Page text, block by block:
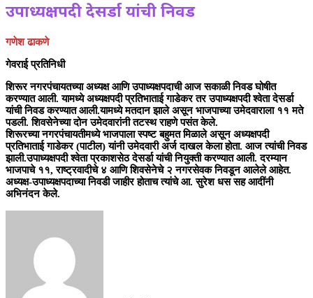
उपाध्यक्षपदी देसर्डा यांची निवड
गणेश ढाकणे
गेवराई प्रतिनिधी
शिरूर नगरपंचायतच्या अध्यक्ष आणि उपाध्यक्षपदाची आज सकाळी निवड घोषीत
करण्यात आली. यामध्ये अध्यक्षपदी प्रतिभाताई गाडेकर तर उपाध्यक्षपदी श्वेता देसर्डा
यांची निवड करण्यात आली.यामध्ये मतदान झाले असून भाजपाच्या उमेदवाराला ११ मते
पडली. शिवसेनेच्या दोन उमेदवारांनी तटस्थ राहणे पसंत केले.
शिरूरच्या नगरपंचायतीमध्ये भाजपाला स्पष्ट बहुमत मिळाले असून अध्यक्षपदी
प्रतिभाताई गाडेकर (पाटील) यांनी उमेदवारी अर्ज दाखल केला होता. आज त्यांची निवड
झाली.उपाध्यक्षपदी श्वेता प्रकाशसेठ देसर्डा यांची नियुक्ती करण्यात आली. दरम्यान
भाजपाचे ११, राष्ट्रवादीचे ४ आणि शिवसेनेचे २ नगरसेवक निवडून आलेले आहेत.
अध्यक्ष-उपाध्यक्षपदाच्या निवडी जाहीर होताच त्यांचे आ. सुरेश धस सह आदींनी
अभिनंदन केले.